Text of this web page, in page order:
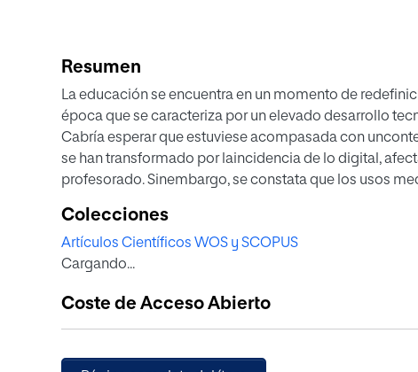
Resumen
La educación se encuentra en un momento de
época que se caracteriza por un elevado desarrollo
Cabría esperar que estuviese acompasada con
se han transformado por laincidencia de lo digital,
profesorado. Sinembargo, se constata que los usos
marco, y en el ámbito internacional, aparecen una
desde el terreno de la comunicación, seaproximan a la
Education, Educ’Arte, Scrath y7 de Cinema. Las
Lainvestigación que planteamos implementa el
profundidad sus características. Más allá de la
Colecciones
Artículos Científicos WOS y SCOPUS
Cargando...
Coste de Acceso Abierto